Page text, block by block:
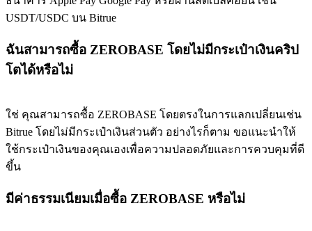
USDT/USDC บน Bitrue
ฉันสามารถซื้อ ZEROBASE โดยไม่มีกระเป๋าเงินคริป
โตได้หรือไม่
ใช่ คุณสามารถซื้อ ZEROBASE โดยตรงในการแลกเปลี่ยนเช่น
Bitrue โดยไม่มีกระเป๋าเงินส่วนตัว อย่างไรก็ตาม ขอแนะนำให้
ใช้กระเป๋าเงินของคุณเองเพื่อความปลอดภัยและการควบคุมที่ดี
ขึ้น
มีค่าธรรมเนียมเมื่อซื้อ ZEROBASE หรือไม่